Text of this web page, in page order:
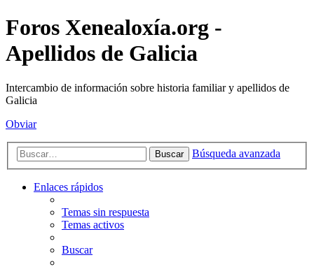
Foros Xenealoxía.org -
Apellidos de Galicia
Intercambio de información sobre historia familiar y apellidos de
Galicia
Obviar
Buscar Búsqueda avanzada
Enlaces rápidos
Temas sin respuesta
Temas activos
Buscar